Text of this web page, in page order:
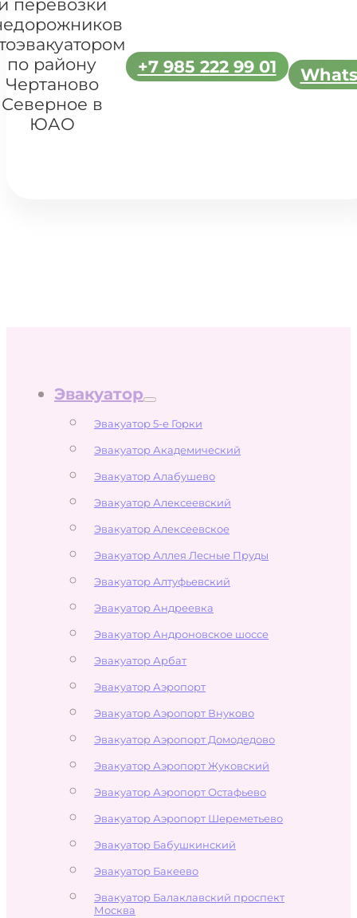
перевозки
по району
Чертаново
Северное в
ЮАО
+7 985 222 99 01
Эвакуатор
Эвакуатор 5-е Горки
Эвакуатор Академический
Эвакуатор Алабушево
Эвакуатор Алексеевский
Эвакуатор Алексеевское
Эвакуатор Аллея Лесные Пруды
Эвакуатор Алтуфьевский
Эвакуатор Андреевка
Эвакуатор Андроновское шоссе
Эвакуатор Арбат
Эвакуатор Аэропорт
Эвакуатор Аэропорт Внуково
Эвакуатор Аэропорт Домодедово
Эвакуатор Аэропорт Жуковский
Эвакуатор Аэропорт Остафьево
Эвакуатор Аэропорт Шереметьево
Эвакуатор Бабушкинский
Эвакуатор Бакеево
Эвакуатор Балаклавский проспект
Москва